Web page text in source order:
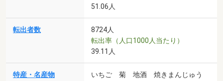
51.06人
転出者数
8724人
転出率（人口1000人当たり）
39.11人
特産・名産物
いちご 菊 地酒 焼きまんじゅう